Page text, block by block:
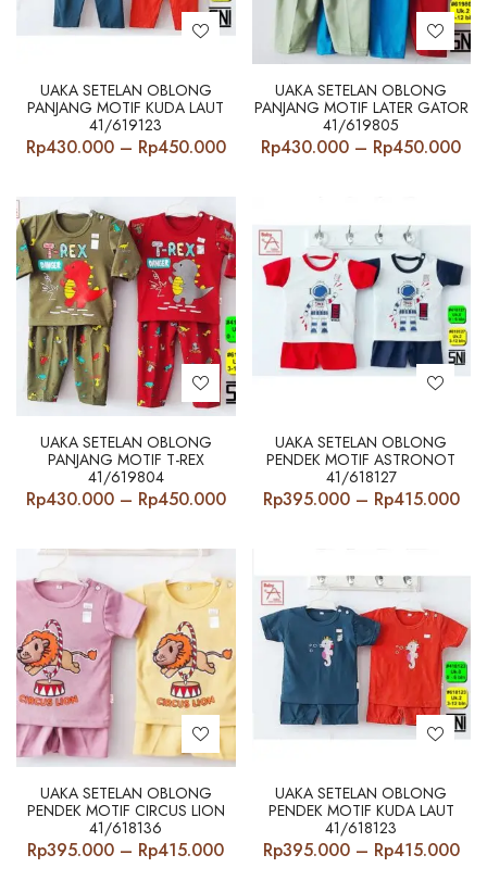
UAKA SETELAN OBLONG
PANJANG MOTIF KUDA LAUT
41/619123
Rp430.000 – Rp450.000Price
range:
Rp450.000
UAKA SETELAN OBLONG
PANJANG MOTIF LATER GATOR
41/619805
Rp430.000 – Rp450.000
UAKA SETELAN OBLONG
PANJANG MOTIF T-REX
41/619804
Rp430.000 – Rp450.000Price
range:
UAKA SETELAN OBLONG
PENDEK MOTIF ASTRONOT
41/618127
Rp395.000 – Rp415.000
UAKA SETELAN OBLONG
PENDEK MOTIF CIRCUS LION
41/618136
Rp395.000 – Rp415.000Price
range:
UAKA SETELAN OBLONG
PENDEK MOTIF KUDA LAUT
41/618123
Rp395.000 – Rp415.000